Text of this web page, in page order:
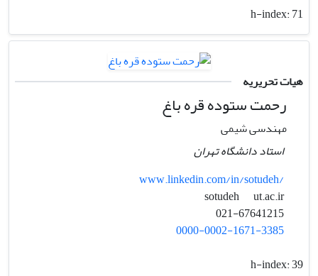
h-index:71
هیات تحریریه
رحمت ستوده قره باغ
مهندسی شیمی
استاد دانشگاه تهران
www.linkedin.com/in/sotudeh/
sotudeh
ut.ac.ir
0000-0002-1671-3385
h-index:39